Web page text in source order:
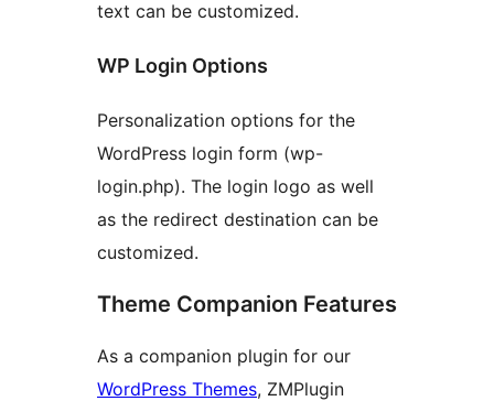
text can be customized.
WP Login Options
Personalization options for the
WordPress login form (wp-
login.php). The login logo as well
as the redirect destination can be
customized.
Theme Companion Features
As a companion plugin for our
WordPress Themes, ZMPlugin